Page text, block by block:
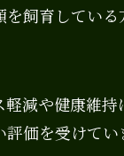
を飼育してい
減や健康維持
価を受けてい